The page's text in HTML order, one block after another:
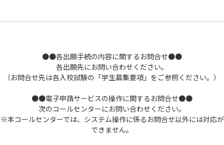
●●各出願手続の内容に関するお問合せ●●
各出願先にお問い合わせください。
（お問合せ先は各入校試験の「学生募集要項」をご参照ください。）
●●電子申請サービスの操作に関するお問合せ●●
次のコールセンターにお問い合わせください。
※本コールセンターでは、システム操作に係るお問合せ以外には対応が
できません。